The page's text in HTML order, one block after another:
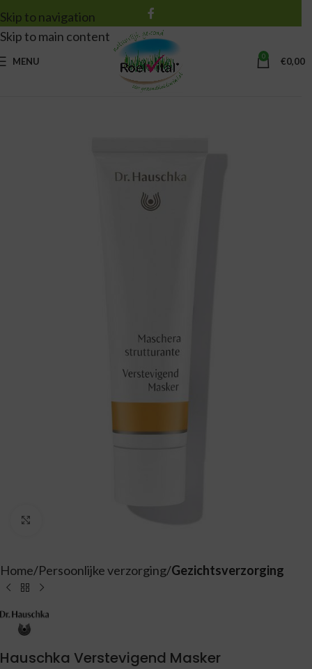
Skip to navigation
Skip to main content
MENU 0 €0,00
Home Persoonlijke verzorging Gezichtsverzorging
Hauschka Verstevigend Masker